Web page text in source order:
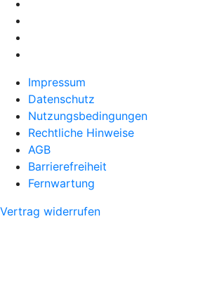
Impressum
Datenschutz
Nutzungsbedingungen
Rechtliche Hinweise
AGB
Barrierefreiheit
Fernwartung
Vertrag widerrufen